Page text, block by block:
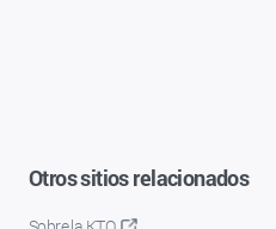
Otros sitios relacionados